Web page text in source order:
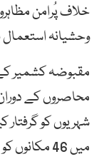
خلاف پُرامن
وحشیانہ
مقبوضہ کشمیر
شہریوں کو
میں 46 مکانوں کو بھی تباہ کیا گیا۔